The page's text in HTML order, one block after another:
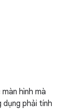
hình mà
dụng phải tính